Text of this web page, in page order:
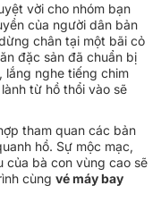
vời cho nhóm bạn
của người dân bản
chân tại một bãi cỏ
đặc sản đã chuẩn bị
lắng nghe tiếng chim
từ hồ thổi vào sẽ
tham quan các bản
hồ. Sự mộc mạc,
của bà con vùng cao sẽ
cùng vé máy bay